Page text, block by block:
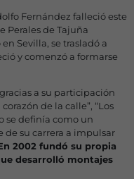
Fernández falleció este
Perales de Tajuña
Sevilla, se trasladó a
y comenzó a formarse
a su participación
de la calle”, “Los
se definía como un
su carrera a impulsar
2002 fundó su propia
desarrolló montajes